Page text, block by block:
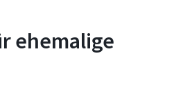
ehemalige